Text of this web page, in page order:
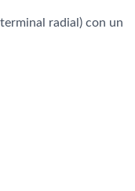
radial) con un